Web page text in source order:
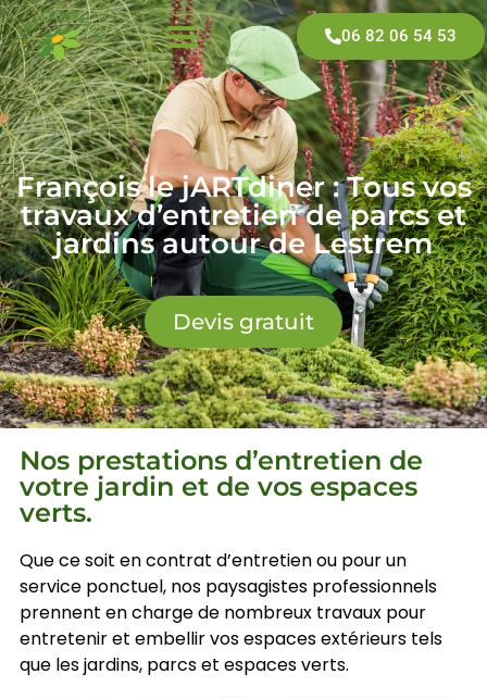
06 82 06 54 53
François le jARTdiner : Tous vos
travaux d’entretien de parcs et
jardins autour de Lestrem
Devis gratuit
Nos prestations d’entretien de
votre jardin et de vos espaces
verts.
Que ce soit en contrat d’entretien ou pour un
service ponctuel, nos paysagistes professionnels
prennent en charge de nombreux travaux pour
entretenir et embellir vos espaces extérieurs tels
que les jardins, parcs et espaces verts.